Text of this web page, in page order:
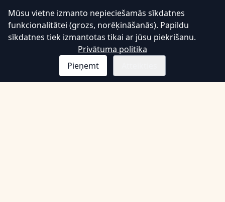
Mūsu vietne izmanto nepieciešamās sīkdatnes
funkcionalitātei (grozs, norēķināšanās). Papildu
sīkdatnes tiek izmantotas tikai ar jūsu piekrišanu.
Privātuma politika
Pieņemt